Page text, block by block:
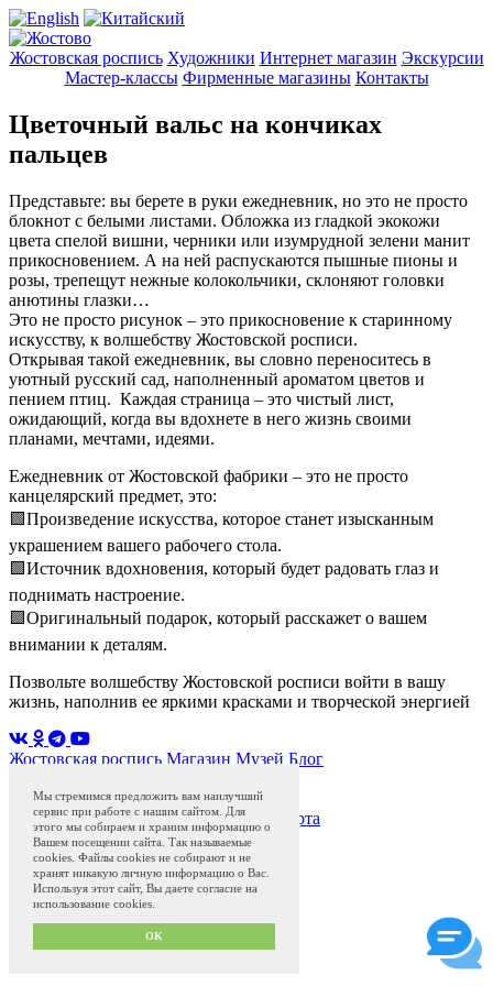
Жостовская роспись Художники Интернет магазин Экскурсии
Мастер-классы Фирменные магазины Контакты
Цветочный вальс на кончиках
пальцев
Представьте: вы берете в руки ежедневник, но это не просто
блокнот с белыми листами. Обложка из гладкой экокожи
цвета спелой вишни, черники или изумрудной зелени манит
прикосновением. А на ней распускаются пышные пионы и
розы, трепещут нежные колокольчики, склоняют головки
анютины глазки…
Это не просто рисунок – это прикосновение к старинному
искусству, к волшебству Жостовской росписи.
Открывая такой ежедневник, вы словно переноситесь в
уютный русский сад, наполненный ароматом цветов и
пением птиц. Каждая страница – это чистый лист,
ожидающий, когда вы вдохнете в него жизнь своими
планами, мечтами, идеями.
Ежедневник от Жостовской фабрики – это не просто
канцелярский предмет, это:
🟩Произведение искусства, которое станет изысканным
украшением вашего рабочего стола.
🟩Источник вдохновения, который будет радовать глаз и
поднимать настроение.
🟩Оригинальный подарок, который расскажет о вашем
внимании к деталям.
Позвольте волшебству Жостовской росписи войти в вашу
жизнь, наполнив ее яркими красками и творческой энергией
Жостовская роспись Магазин Музей Блог
Сделано вQS50.ru
Политика конфиденциальности и оферта
Пользовательское соглашение
Условия текущих акций
Мы стремимся предложить вам наилучший
сервис при работе с нашим сайтом. Для
этого мы собираем и храним информацию о
Вашем посещении сайта. Так называемые
cookies. Файлы cookies не собирают и не
хранят никакую личную информацию о Вас.
Используя этот сайт, Вы даете согласие на
использование cookies.
OK